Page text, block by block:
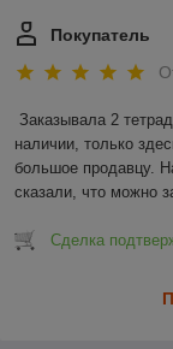
Покупатель
Заказывала 2
наличии, только
большое продавцу.
сказали, что можно
Сделка